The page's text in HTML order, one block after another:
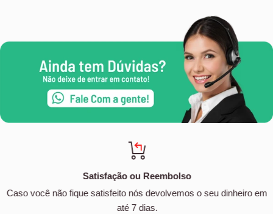
Satisfação ou Reembolso
Caso você não fique satisfeito nós devolvemos o seu dinheiro em
até 7 dias.